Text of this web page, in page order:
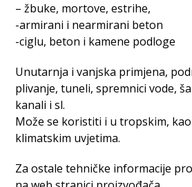
– žbuke, mortove, estrihe,
-armirani i nearmirani beton
-ciglu, beton i kamene podloge
Unutarnja i vanjska primjena,
plivanje, tuneli, spremnici vode,
kanali i sl.
Može se koristiti i u tropskim,
klimatskim uvjetima.
Za ostale tehničke informacije